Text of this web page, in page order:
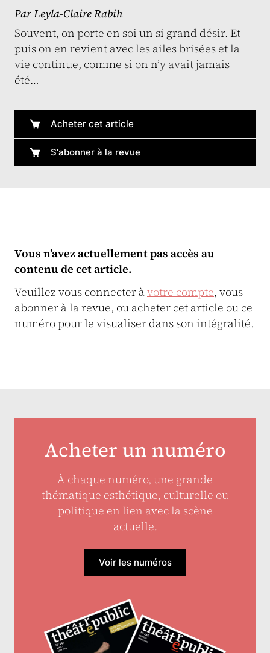
ParLeyla-Claire Rabih
Souvent, on porte en soi un si grand désir. Et
puis on en revient avec les ailes brisées et la
vie continue, comme si on n’y avait jamais
été…
Acheter cet article
S'abonner à la revue
Vous n’avez actuellement pas accès au
contenu de cet article.
Veuillez vous connecter àvotre compte, vous
abonner à la revue, ou acheter cet article ou ce
numéro pour le visualiser dans son intégralité.
Acheter un numéro
À chaque numéro, une grande
thématique esthétique, culturelle ou
politique en lien avec la scène
actuelle.
Voir les numéros